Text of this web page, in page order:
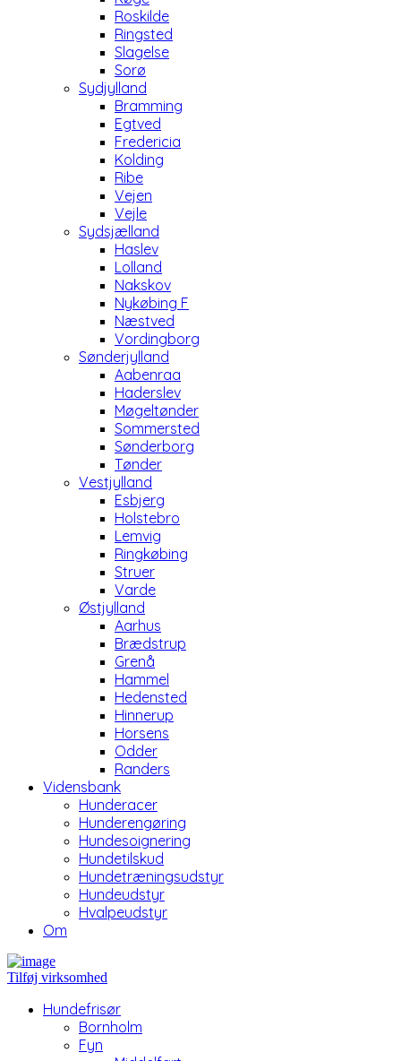
Roskilde
Ringsted
Slagelse
Sorø
Sydjylland
Bramming
Egtved
Fredericia
Kolding
Ribe
Vejen
Vejle
Sydsjælland
Haslev
Lolland
Nakskov
Nykøbing F
Næstved
Vordingborg
Sønderjylland
Aabenraa
Haderslev
Møgeltønder
Sommersted
Sønderborg
Tønder
Vestjylland
Esbjerg
Holstebro
Lemvig
Ringkøbing
Struer
Varde
Østjylland
Aarhus
Brædstrup
Grenå
Hammel
Hedensted
Hinnerup
Horsens
Odder
Randers
Vidensbank
Hunderacer
Hunderengøring
Hundesoignering
Hundetilskud
Hundetræningsudstyr
Hundeudstyr
Hvalpeudstyr
Om
Tilføj virksomhed
Hundefrisør
Bornholm
Fyn